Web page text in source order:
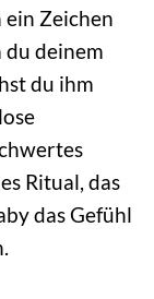
ein Zeichen
deinem
du ihm
Ritual, das
das Gefühl